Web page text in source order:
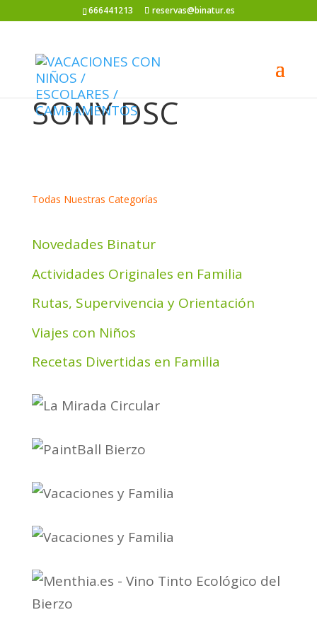
666441213 reservas@binatur.es
SONY DSC
Todas Nuestras Categorías
Novedades Binatur
Actividades Originales en Familia
Rutas, Supervivencia y Orientación
Viajes con Niños
Recetas Divertidas en Familia